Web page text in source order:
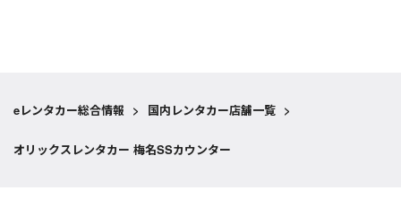
eレンタカー総合情報 > 国内レンタカー店舗一覧 >
オリックスレンタカー 梅名SSカウンター